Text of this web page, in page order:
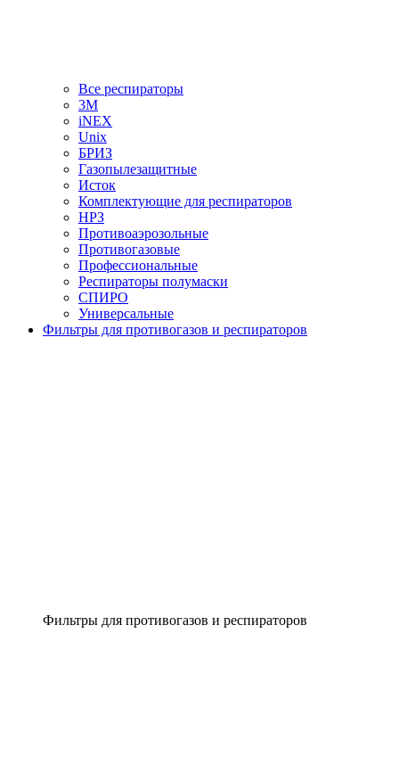
Все респираторы
3М
iNEX
Unix
БРИЗ
Газопылезащитные
Исток
Комплектующие для респираторов
НРЗ
Противоаэрозольные
Противогазовые
Профессиональные
Респираторы полумаски
СПИРО
Универсальные
Фильтры для противогазов и респираторов
Фильтры для противогазов и респираторов